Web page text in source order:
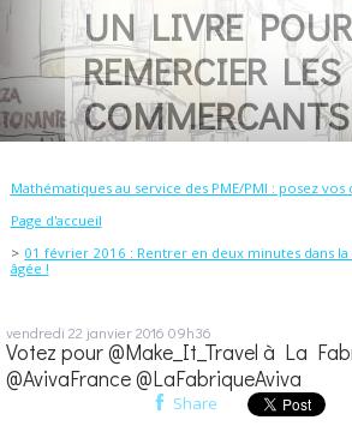
UN LIVRE POUR
REMERCIER LES
COMMERCANTS
Mathématiques au service des PME/PMI : posez
Page d'accueil
01 février 2016 : Rentrer en deux minutes dans la
âgée !
vendredi 22 janvier 2016 09h36
Votez pour @Make_It_Travel à La
@AvivaFrance @LaFabriqueAviva
Share